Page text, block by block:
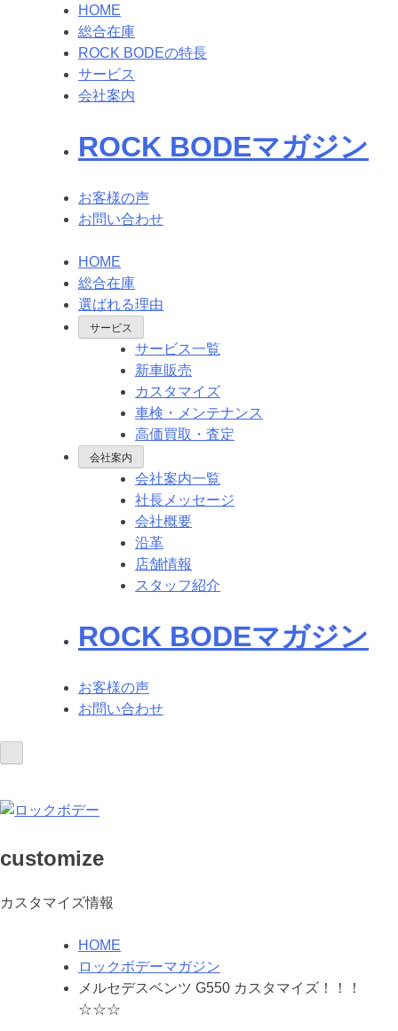
HOME
総合在庫
ROCK BODEの特長
サービス
会社案内
ROCK BODEマガジン
お客様の声
お問い合わせ
HOME
総合在庫
選ばれる理由
サービス
サービス一覧
新車販売
カスタマイズ
車検・メンテナンス
高価買取・査定
会社案内
会社案内一覧
社長メッセージ
会社概要
沿革
店舗情報
スタッフ紹介
ROCK BODEマガジン
お客様の声
お問い合わせ
customize
カスタマイズ情報
HOME
ロックボデーマガジン
メルセデスベンツ G550 カスタマイズ！！！
☆☆☆